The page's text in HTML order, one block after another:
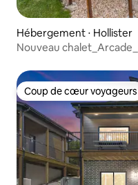
Hébergement ⋅ Hollister
Nouveau
Coup de cœur voyageurs
Coup de cœur voyageurs